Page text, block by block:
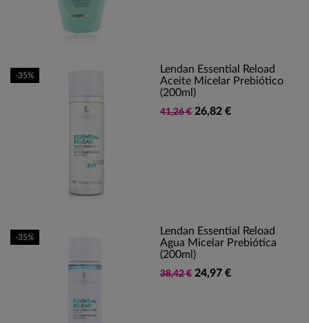
Lendan Essential Reload
Aceite Micelar Prebiótico
(200ml)
41,26 € 26,82 €
-35%
Lendan Essential Reload
Agua Micelar Prebiótica
(200ml)
38,42 € 24,97 €
-35%